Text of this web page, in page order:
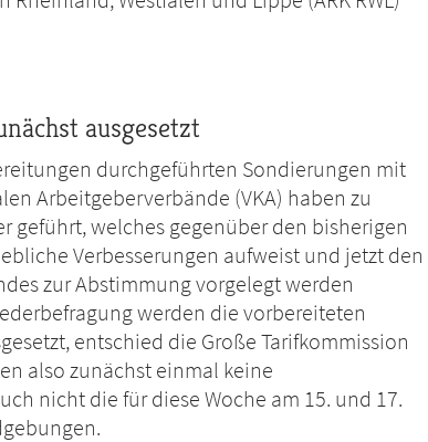
ausgesetzt
durchgeführten Sondierungen mit
Arbeitgeberverbände (VKA) haben zu
geführt, welches gegenüber den bisherigen
Verbesserungen aufweist und jetzt den
zur Abstimmung vorgelegt werden
werden die vorbereiteten
entschied die Große Tarifkommission
also zunächst einmal keine
nicht die für diese Woche am 15. und 17.